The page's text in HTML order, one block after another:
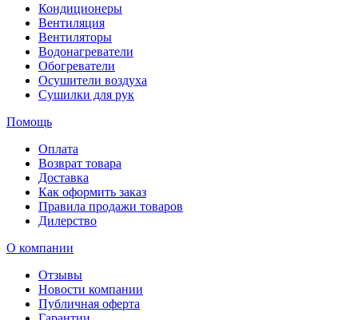
Кондиционеры
Вентиляция
Вентиляторы
Водонагреватели
Обогреватели
Осушители воздуха
Сушилки для рук
Помощь
Оплата
Возврат товара
Доставка
Как оформить заказ
Правила продажи товаров
Дилерство
О компании
Отзывы
Новости компании
Публичная оферта